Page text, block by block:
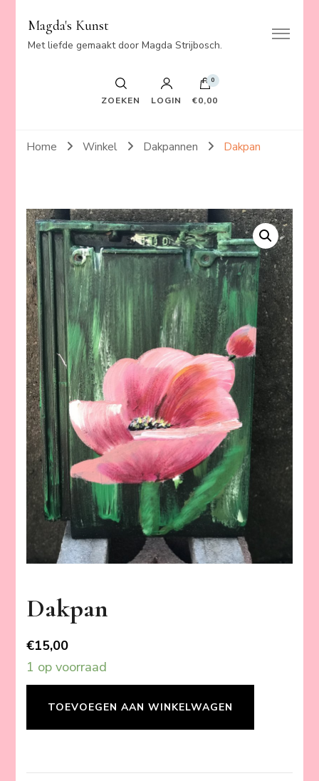
Magda's Kunst
Met liefde gemaakt door Magda Strijbosch.
ZOEKEN LOGIN
0
€0,00
Home Winkel Dakpannen Dakpan
Dakpan
€15,00
1 op voorraad
TOEVOEGEN AAN WINKELWAGEN